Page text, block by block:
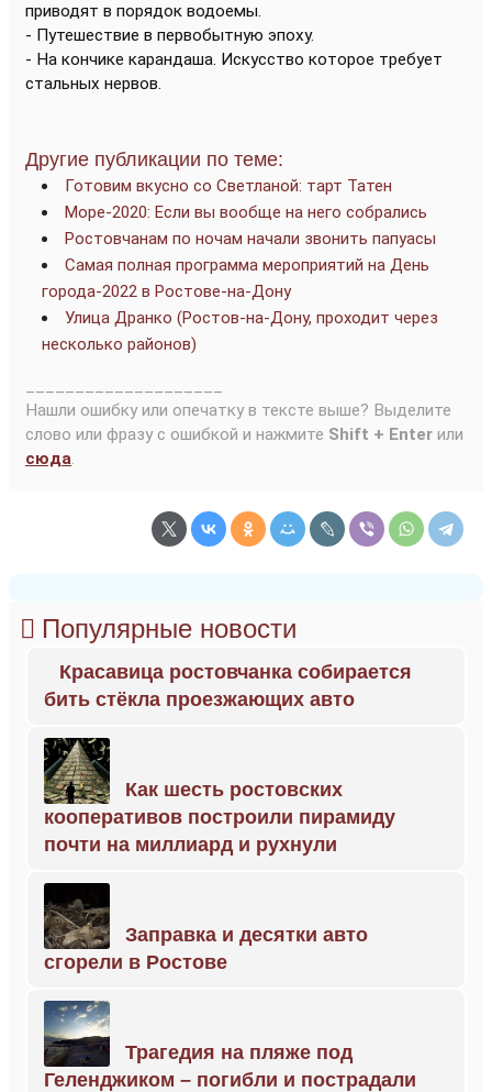
приводят в порядок водоемы.
- Путешествие в первобытную эпоху.
- На кончике карандаша. Искусство которое требует
стальных нервов.
Другие публикации по теме:
Готовим вкусно со Светланой: тарт Татен
Море-2020: Если вы вообще на него собрались
Ростовчанам по ночам начали звонить папуасы
Самая полная программа мероприятий на День
города-2022 в Ростове-на-Дону
Улица Дранко (Ростов-на-Дону, проходит через
несколько районов)
Нашли ошибку или опечатку в тексте выше? Выделите
слово или фразу с ошибкой и нажмите Shift + Enter или
сюда.
Популярные новости
Красавица ростовчанка собирается
бить стёкла проезжающих авто
Как шесть ростовских
кооперативов построили пирамиду
почти на миллиард и рухнули
Заправка и десятки авто
сгорели в Ростове
Трагедия на пляже под
Геленджиком – погибли и пострадали